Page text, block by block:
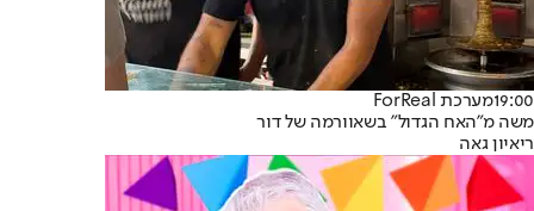
19:00מערכת ForReal
משה מ"האח הגדול" בשאוורמה של דור
ריאיון גאה